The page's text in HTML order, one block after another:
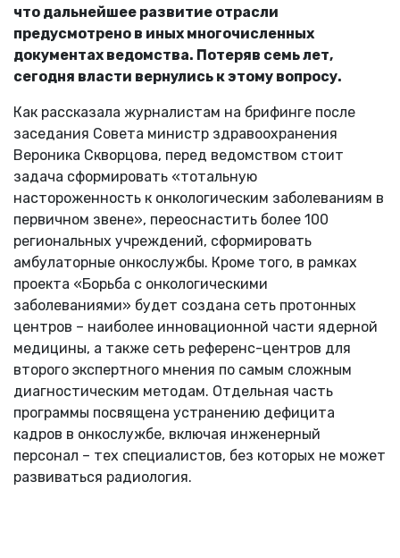
что дальнейшее развитие отрасли
предусмотрено в иных многочисленных
документах ведомства. Потеряв семь лет,
сегодня власти вернулись к этому вопросу.
Как рассказала журналистам на брифинге после
заседания Совета министр здравоохранения
Вероника Скворцова, перед ведомством стоит
задача сформировать «тотальную
настороженность к онкологическим заболеваниям в
первичном звене», переоснастить более 100
региональных учреждений, сформировать
амбулаторные онкослужбы. Кроме того, в рамках
проекта «Борьба с онкологическими
заболеваниями» будет создана сеть протонных
центров – наиболее инновационной части ядерной
медицины, а также сеть референс-центров для
второго экспертного мнения по самым сложным
диагностическим методам. Отдельная часть
программы посвящена устранению дефицита
кадров в онкослужбе, включая инженерный
персонал – тех специалистов, без которых не может
развиваться радиология.